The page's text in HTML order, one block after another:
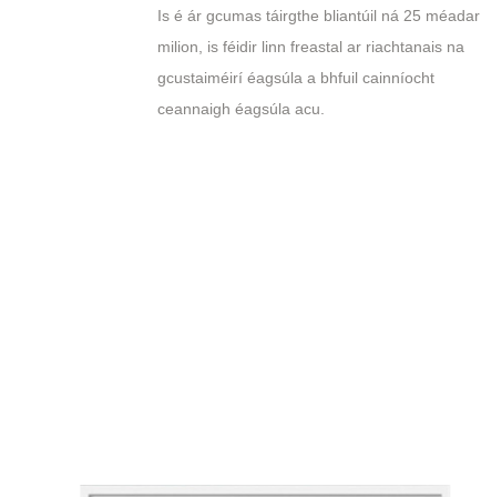
Is é ár gcumas táirgthe bliantúil ná 25 méadar
milion, is féidir linn freastal ar riachtanais na
gcustaiméirí éagsúla a bhfuil cainníocht
ceannaigh éagsúla acu.